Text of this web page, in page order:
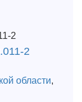
2
области,